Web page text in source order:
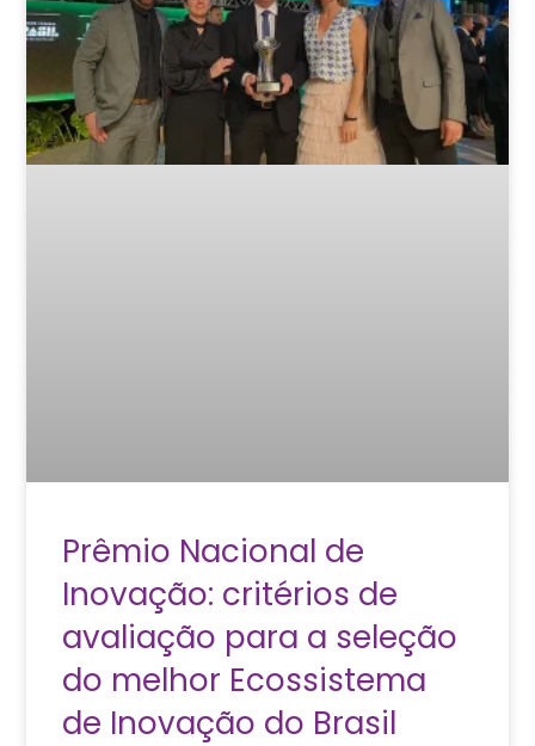
Prêmio Nacional de
Inovação: critérios de
avaliação para a seleção
do melhor Ecossistema
de Inovação do Brasil